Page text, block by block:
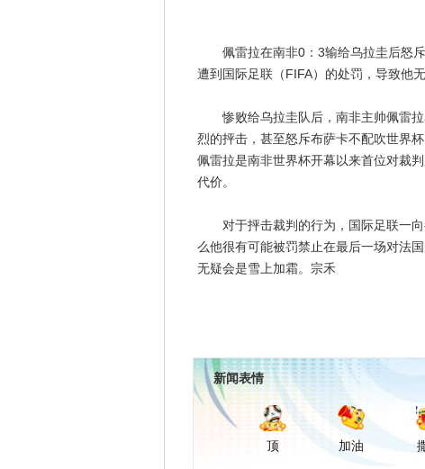
佩雷拉在南非0：3输给乌拉圭后怒斥
遭到国际足联（FIFA）的处罚，导致他
惨败给乌拉圭队后，南非主帅佩雷拉
烈的抨击，甚至怒斥布萨卡不配吹世界
佩雷拉是南非世界杯开幕以来首位对裁
代价。
对于抨击裁判的行为，国际足联一向
么他很有可能被罚禁止在最后一场对法
无疑会是雪上加霜。宗禾
新闻表情
顶 加油